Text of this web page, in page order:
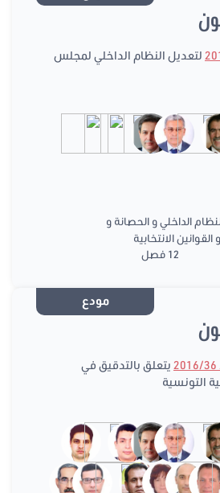
لتعديل النظام الداخلي لمجلس
الداخلي و الحصانة و
القوانين الانتخابية
12 فصل
مودع
يتعلق بالتدقيق في
التونسية